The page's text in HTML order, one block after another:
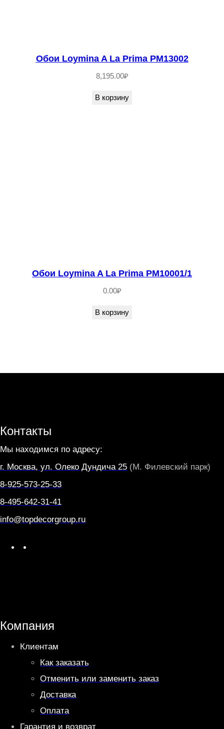
Обои Loymina A La Prima PM13002
8,195.00₽
В корзину
Обои Loymina A La Prima PM10001/1
0.00₽
В корзину
Контакты
Мы находимся по адресу:
г. Москва, ул. Олеко Дундича 25 (М. Филевский парк)
8-925-573-25-33
8-495-642-31-41
info@topdecorgroup.ru
p
p
a
m
Компания
Клиентам
Как заказать
Отменить или заменить заказ
Доставка
Оплата
Гарантия и возврат